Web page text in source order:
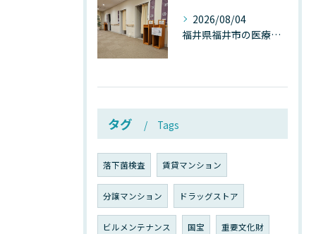
2026/08/04
福井県福井市の医療施設で広がる“見えないカビ汚染”──なぜ除カビが必須なのか、その本質を徹底解説
タグ Tags
落下菌検査 賃貸マンション
分譲マンション ドラッグストア
ビルメンテナンス 国宝 重要文化財